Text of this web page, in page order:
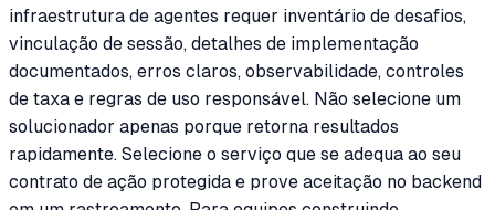
infraestrutura de agentes requer inventário de desafios,
vinculação de sessão, detalhes de implementação
documentados, erros claros, observabilidade, controles
de taxa e regras de uso responsável. Não selecione um
solucionador apenas porque retorna resultados
rapidamente. Selecione o serviço que se adequa ao seu
contrato de ação protegida e prove aceitação no backend